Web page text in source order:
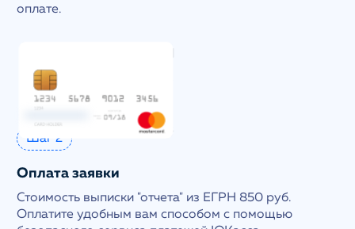
оплате.
Шаг 2
Оплата заявки
Стоимость выписки "отчета" из ЕГРН 850 руб.
Оплатите удобным вам способом с помощью